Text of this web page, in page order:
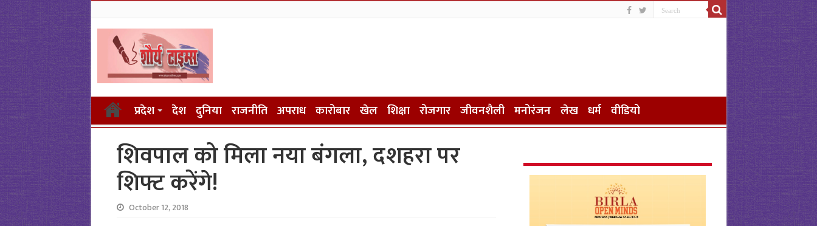
प्रदेश देश दुनिया राजनीति अपराध कारोबार खेल शिक्षा रोजगार जीवनशैली मनोरंजन लेख धर्म वीडियो
शिवपाल को मिला नया बंगला, दशहरा पर
शिफ्ट करेंगे!
October 12, 2018